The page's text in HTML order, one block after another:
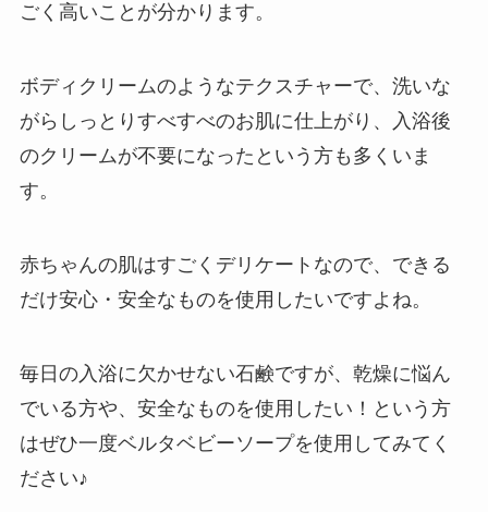
ごく高いことが分かります。
ボディクリームのようなテクスチャーで、洗いな
がらしっとりすべすべのお肌に仕上がり、入浴後
のクリームが不要になったという方も多くいま
す。
赤ちゃんの肌はすごくデリケートなので、できる
だけ安心・安全なものを使用したいですよね。
毎日の入浴に欠かせない石鹸ですが、乾燥に悩ん
でいる方や、安全なものを使用したい！という方
はぜひ一度ベルタベビーソープを使用してみてく
ださい♪